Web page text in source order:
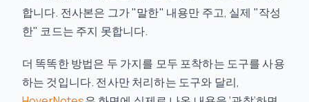
합니다. 전사본은 그가 "말한" 내용만 주고, 실제 "작성
한" 코드는 주지 못합니다.
더 똑똑한 방법은 두 가지를 모두 포착하는 도구를 사용
하는 것입니다. 전사만 처리하는 도구와 달리,